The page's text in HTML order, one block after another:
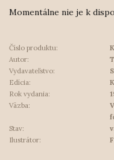
Momentálne nie je k
Číslo produktu:
Autor:
Vydavateľstvo:
Edícia:
Rok vydania:
Väzba:
Stav:
Ilustrátor: